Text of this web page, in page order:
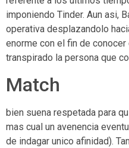
imponiendo Tinder. Aun asi,
operativa desplazandolo
enorme con el fin de
transpirado la persona que
Match
bien suena respetada para
mas cual un avenencia
de indagar unico afinidad).